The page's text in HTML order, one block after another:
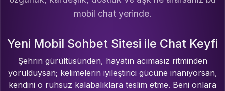
mobil chat yerinde.
Yeni Mobil Sohbet Sitesi ile Chat Keyfi
Şehrin gürültüsünden, hayatın acımasız ritminden
yorulduysan; kelimelerin iyileştirici gücüne inanıyorsan,
kendini o ruhsuz kalabalıklara teslim etme. Beni onlara